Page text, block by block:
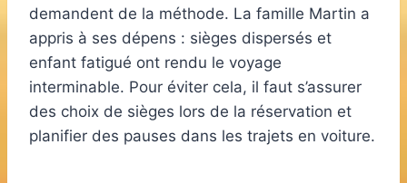
demandent de la méthode. La famille Martin a
appris à ses dépens : sièges dispersés et
enfant fatigué ont rendu le voyage
interminable. Pour éviter cela, il faut s’assurer
des choix de sièges lors de la réservation et
planifier des pauses dans les trajets en voiture.